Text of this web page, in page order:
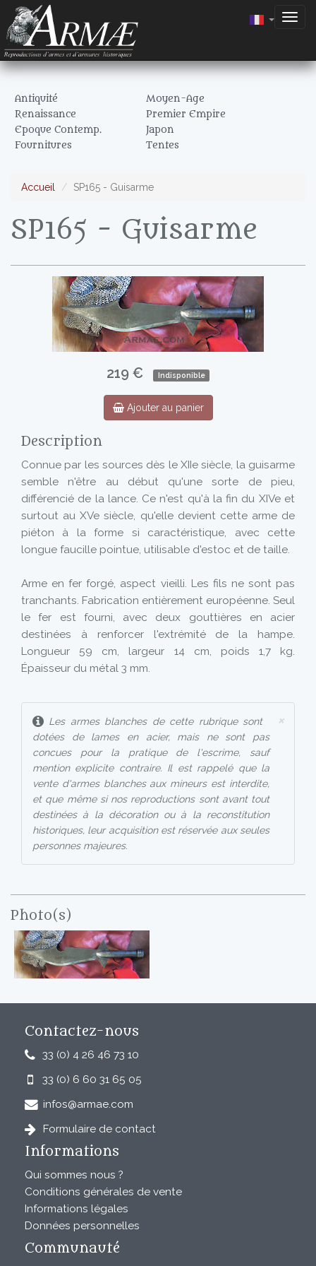
Antiquité
Moyen-Age
Renaissance
Premier Empire
Epoque Contemp.
Japon
Fournitures
Tentes
Accueil SP165 - Guisarme
SP165 - Guisarme
219 € Indisponible
Ajouter au panier
Description
Connue par les sources dès le XIIe siècle, la guisarme
semble n'être au début qu'une sorte de pieu,
différencié de la lance. Ce n'est qu'à la fin du XIVe et
surtout au XVe siècle, qu'elle devient cette arme de
piéton à la forme si caractéristique, avec cette
longue faucille pointue, utilisable d'estoc et de taille.
Arme en fer forgé, aspect vieilli. Les fils ne sont pas
tranchants. Fabrication entièrement européenne. Seul
le fer est fourni, avec deux gouttières en acier
destinées à renforcer l'extrémité de la hampe.
Longueur 59 cm, largeur 14 cm, poids 1,7 kg.
Épaisseur du métal 3 mm.
×
Les armes blanches de cette rubrique sont
dotées de lames en acier, mais ne sont pas
concues pour la pratique de l'escrime, sauf
mention explicite contraire. Il est rappelé que la
vente d'armes blanches aux mineurs est interdite,
et que même si nos reproductions sont avant tout
destinées à la décoration ou à la reconstitution
historiques, leur acquisition est réservée aux seules
personnes majeures.
Photo(s)
Contactez-nous
33 (0) 4 26 46 73 10
33 (0) 6 60 31 65 05
infos@armae.com
Formulaire de contact
Informations
Qui sommes nous ?
Conditions générales de vente
Informations légales
Données personnelles
Communauté